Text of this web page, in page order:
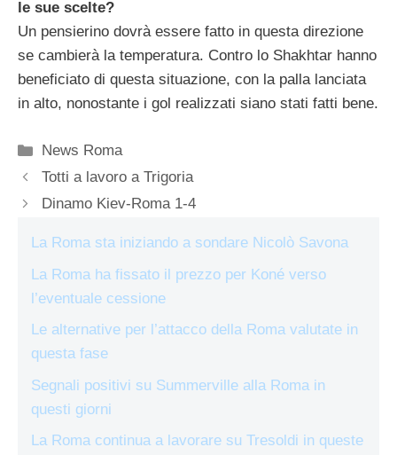
le sue scelte?
Un pensierino dovrà essere fatto in questa direzione
se cambierà la temperatura. Contro lo Shakhtar hanno
beneficiato di questa situazione, con la palla lanciata
in alto, nonostante i gol realizzati siano stati fatti bene.
Categorie
News Roma
Totti a lavoro a Trigoria
Dinamo Kiev-Roma 1-4
La Roma sta iniziando a sondare Nicolò Savona
La Roma ha fissato il prezzo per Koné verso
l’eventuale cessione
Le alternative per l’attacco della Roma valutate in
questa fase
Segnali positivi su Summerville alla Roma in
questi giorni
La Roma continua a lavorare su Tresoldi in queste